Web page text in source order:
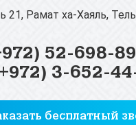
52-698-
3-652-
бесплатный
21, Рамат ха-Хаяль,